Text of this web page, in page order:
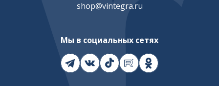
shop@vintegra.ru
Мы в социальных сетях